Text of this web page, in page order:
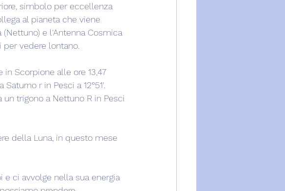
simbolo per eccellenza
al pianeta che viene
e l'Antenna Cosmica
vedere lontano.
Scorpione alle ore 13,47
r in Pesci a 12°51'.
trigono a Nettuno R in Pesci
della Luna, in questo mese
ci avvolge nella sua energia